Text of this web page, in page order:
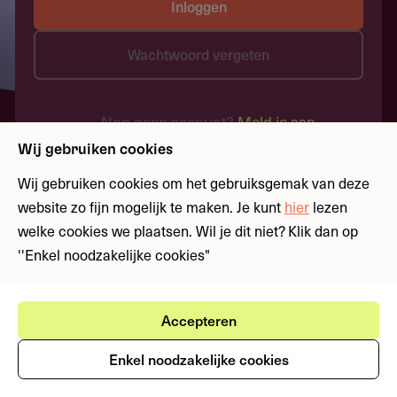
Inloggen
Wachtwoord vergeten
Nog geen account?Meld je aan
Wij gebruiken cookies
Wij gebruiken cookies om het gebruiksgemak van deze
website zo fijn mogelijk te maken. Je kunt hier lezen
welke cookies we plaatsen. Wil je dit niet? Klik dan op
''Enkel noodzakelijke cookies"
Accepteren
Enkel noodzakelijke cookies